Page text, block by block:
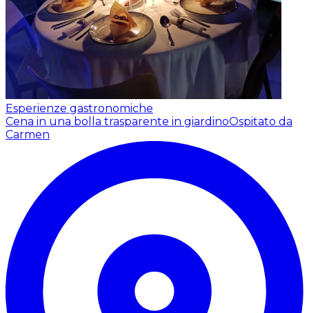
Esperienze gastronomiche
Cena in una bolla trasparente in giardinoOspitato da
Carmen